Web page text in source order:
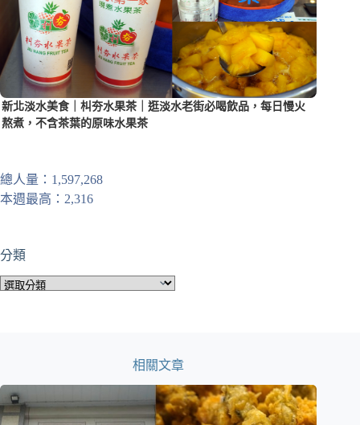
新北淡水美食｜朻夯水果茶｜逛淡水老街必喝飲品，每日慢火
熬煮，不含茶葉的原味水果茶
總人量：1,597,268
本週最高：2,316
分類
分
相關文章